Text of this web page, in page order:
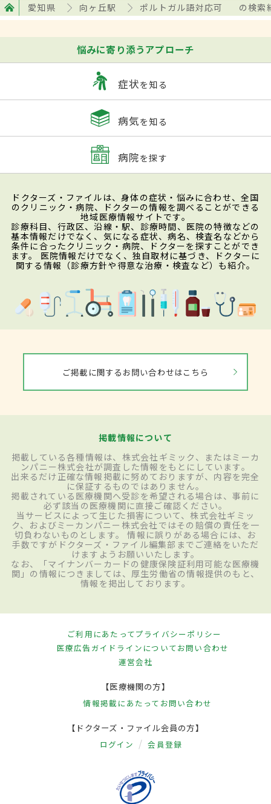
愛知県 向ヶ丘駅 ポルトガル語対応可 の検索
悩みに寄り添うアプローチ
症状を知る
病気を知る
病院を探す
ドクターズ・ファイルは、身体の症状・悩みに合わせ、全国
のクリニック・病院、ドクターの情報を調べることができる
地域医療情報サイトです。
診療科目、行政区、沿線・駅、診療時間、医院の特徴などの
基本情報だけでなく、気になる症状、病名、検査名などから
条件に合ったクリニック・病院、ドクターを探すことができ
ます。 医院情報だけでなく、独自取材に基づき、ドクターに
関する情報（診療方針や得意な治療・検査など）も紹介。
ご掲載に関するお問い合わせはこちら
掲載情報について
掲載している各種情報は、株式会社ギミック、またはミーカ
ンパニー株式会社が調査した情報をもとにしています。
出来るだけ正確な情報掲載に努めておりますが、内容を完全
に保証するものではありません。
掲載されている医療機関へ受診を希望される場合は、事前に
必ず該当の医療機関に直接ご確認ください。
当サービスによって生じた損害について、株式会社ギミッ
ク、およびミーカンパニー株式会社ではその賠償の責任を一
切負わないものとします。 情報に誤りがある場合には、お
手数ですがドクターズ・ファイル編集部までご連絡をいただ
けますようお願いいたします。
なお、「マイナンバーカードの健康保険証利用可能な医療機
関」の情報につきましては、厚生労働省の情報提供のもと、
情報を掲出しております。
ご利用にあたってプライバシーポリシー
医療広告ガイドラインについてお問い合わせ
運営会社
【医療機関の方】
情報掲載にあたって お問い合わせ
【ドクターズ・ファイル会員の方】
ログイン 会員登録